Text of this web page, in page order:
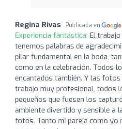
Regina Rivas Publicada en
Experiencia fantástica: El
tenemos palabras de
pilar fundamental en la boda,
como en la celebración. Todos
encantados también. Y las fotos
trabajo muy profesional, todos
pequeños que fuesen los
ambiente divertido y sensible a
fotos. Tanto mi pareja como yo